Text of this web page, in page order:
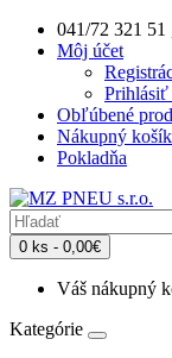
041/72 321 51
Môj účet
Prihlásiť
Obľúbené
Nákupný košík
Pokladňa
0 ks - 0,00€
Váš nákupný
Kategórie